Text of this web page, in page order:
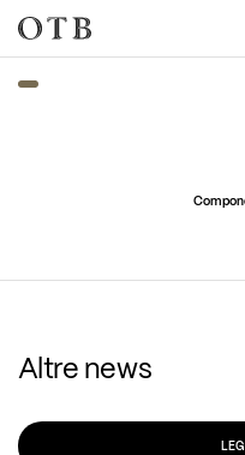
Skip to main content
Altre news